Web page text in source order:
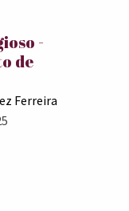
-
de
Ferreira